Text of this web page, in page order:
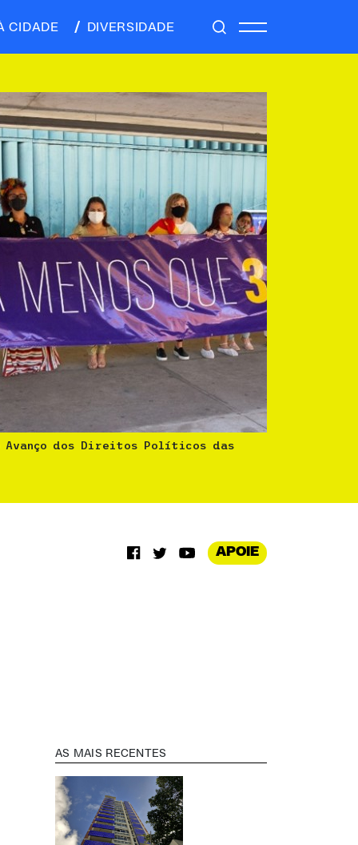
CIDADE DIVERSIDADE
dos Direitos Políticos das
APOIE
AS MAIS RECENTES